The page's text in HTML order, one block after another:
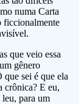
numa Carta
ficcionalmente
que veio essa
gênero
sei é que ela
crônica? E eu,
leu, para um